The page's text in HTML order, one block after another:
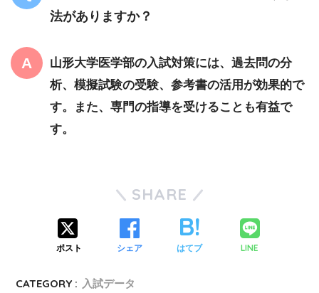
法がありますか？
山形大学医学部の入試対策には、過去問の分
析、模擬試験の受験、参考書の活用が効果的で
す。また、専門の指導を受けることも有益で
す。
SHARE
ポスト シェア はてブ LINE
CATEGORY : 入試データ